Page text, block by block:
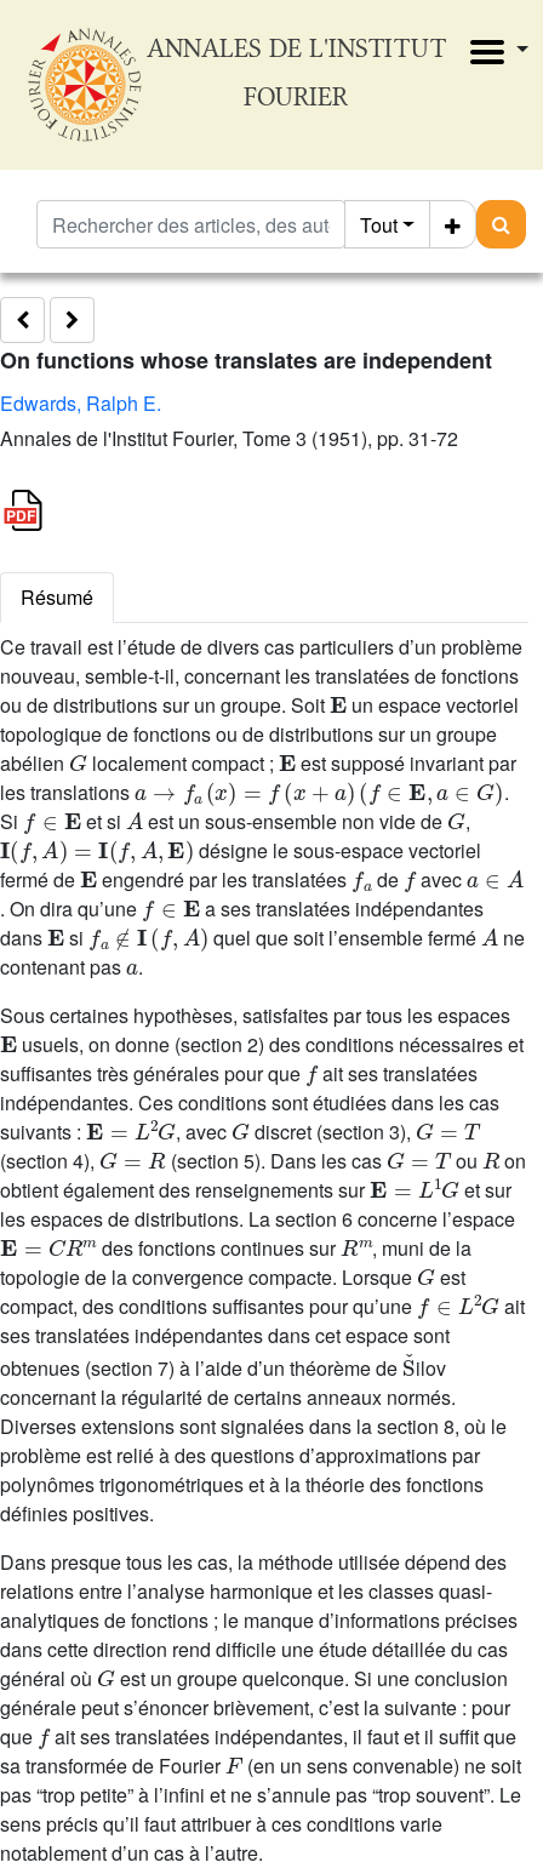
ANNALES DE L'INSTITUT
FOURIER
Tout
On functions whose translates are independent
Edwards, Ralph E.
Annales de l'Institut Fourier, Tome 3 (1951), pp. 31-72
Résumé
Ce travail est l’étude de divers cas particuliers d’un problème
nouveau, semble-t-il, concernant les translatées de fonctions
ou de distributions sur un groupe. Soit
E
un espace vectoriel
topologique de fonctions ou de distributions sur un groupe
abélien
G
localement compact ;
E
est supposé invariant par
les translations
a→fa(x)=f(x+a)(f∈E,a∈G)
.
Si
f∈E
et si
A
est un sous-ensemble non vide de
G
,
I(f ,A )=I(f,A,E)
désigne le sous-espace vectoriel
fermé de
E
engendré par les translatées
fa
de
f
avec
a
. On dira qu’une
f∈E
a ses translatées indépendantes
dans
E
si
fa∉I(f, A)
quel que soit l’ensemble fermé
A
ne
contenant pas
a
.
Sous certaines hypothèses, satisfaites par tous les espaces
E
usuels, on donne (section 2) des conditions nécessaires et
suffisantes très générales pour que
f
ait ses translatées
indépendantes. Ces conditions sont étudiées dans les cas
suivants :
E=L2G
, avec
G
discret (section 3),
G=T
(section 4),
G= R
(section 5). Dans les cas
G=T
ou
on
obtient également des renseignements sur
E=L 1G
et sur
les espaces de distributions. La section 6 concerne l’espace
E=CRm
des fonctions continues sur
Rm
, muni de la
topologie de la convergence compacte. Lorsque
G
est
compact, des conditions suffisantes pour qu’une
f∈L2 G
ait
ses translatées indépendantes dans cet espace sont
obtenues (section 7) à l’aide d’un théorème de
Sˇ
ilov
concernant la régularité de certains anneaux normés.
Diverses extensions sont signalées dans la section 8, où le
problème est relié à des questions d’approximations par
polynômes trigonométriques et à la théorie des fonctions
définies positives.
Dans presque tous les cas, la méthode utilisée dépend des
relations entre l’analyse harmonique et les classes quasi-
analytiques de fonctions ; le manque d’informations précises
dans cette direction rend difficile une étude détaillée du cas
général où
G
est un groupe quelconque. Si une conclusion
générale peut s’énoncer brièvement, c’est la suivante : pour
que
f
ait ses translatées indépendantes, il faut et il suffit que
sa transformée de Fourier
F
(en un sens convenable) ne soit
pas “trop petite” à l’infini et ne s’annule pas “trop souvent”. Le
sens précis qu’il faut attribuer à ces conditions varie
notablement d’un cas à l’autre.